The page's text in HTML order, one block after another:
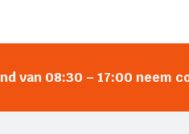
van 08:30 – 17:00 neem